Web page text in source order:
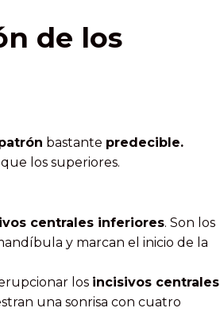
de los
bastante predecible.
que los superiores.
centrales inferiores. Son los
y marcan el inicio de la
los incisivos centrales
una sonrisa con cuatro